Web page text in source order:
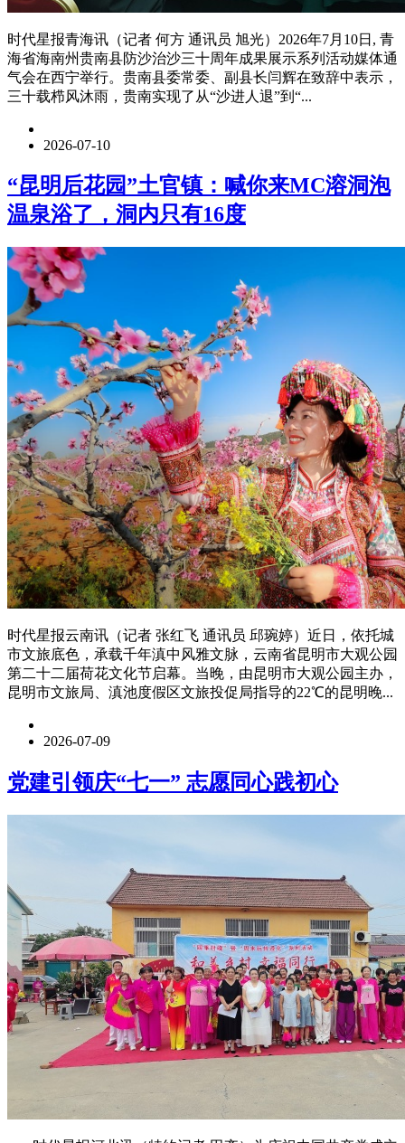
时代星报青海讯（记者 何方 通讯员 旭光）2026年7月10日, 青
海省海南州贵南县防沙治沙三十周年成果展示系列活动媒体通
气会在西宁举行。贵南县委常委、副县长闫辉在致辞中表示，
三十载栉风沐雨，贵南实现了从“沙进人退”到“...
2026-07-10
“昆明后花园”土官镇：喊你来MC溶洞泡
温泉浴了，洞内只有16度
时代星报云南讯（记者 张红飞 通讯员 邱琬婷）近日，依托城
市文旅底色，承载千年滇中风雅文脉，云南省昆明市大观公园
第二十二届荷花文化节启幕。当晚，由昆明市大观公园主办，
昆明市文旅局、滇池度假区文旅投促局指导的22℃的昆明晚...
2026-07-09
党建引领庆“七一” 志愿同心践初心